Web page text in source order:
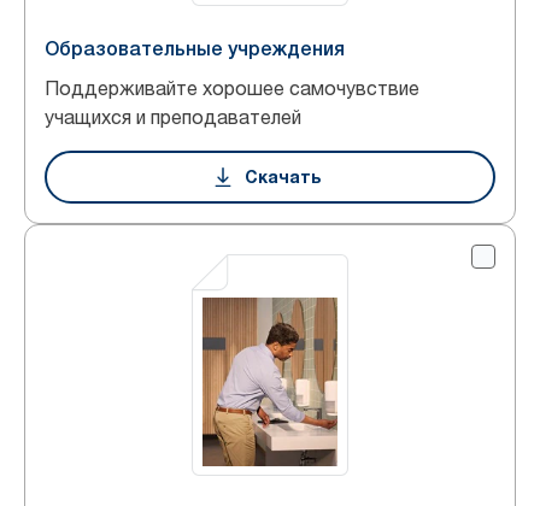
Образовательные учреждения
Поддерживайте хорошее самочувствие
учащихся и преподавателей
Скачать